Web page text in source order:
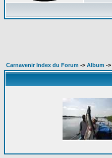
Carnavenir Index du Forum -> Album ->